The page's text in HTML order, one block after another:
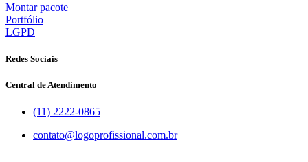
Montar pacote
Portfólio
LGPD
Redes Sociais
Central de Atendimento
(11) 2222-0865
contato@logoprofissional.com.br